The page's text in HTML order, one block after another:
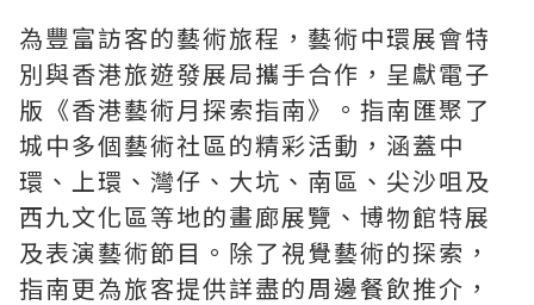
為豐富訪客的藝術旅程，藝術中環展會特
別與香港旅遊發展局攜手合作，呈獻電子
版《香港藝術月探索指南》。指南匯聚了
城中多個藝術社區的精彩活動，涵蓋中
環、上環、灣仔、大坑、南區、尖沙咀及
西九文化區等地的畫廊展覽、博物館特展
及表演藝術節目。除了視覺藝術的探索，
指南更為旅客提供詳盡的周邊餐飲推介，